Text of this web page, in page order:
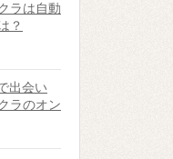
ラは自動
？
出会い
ラのオン